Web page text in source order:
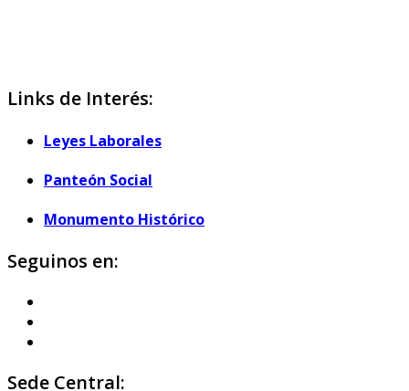
Links de Interés:
Leyes Laborales
Panteón Social
Monumento Histórico
Seguinos en:
Sede Central: